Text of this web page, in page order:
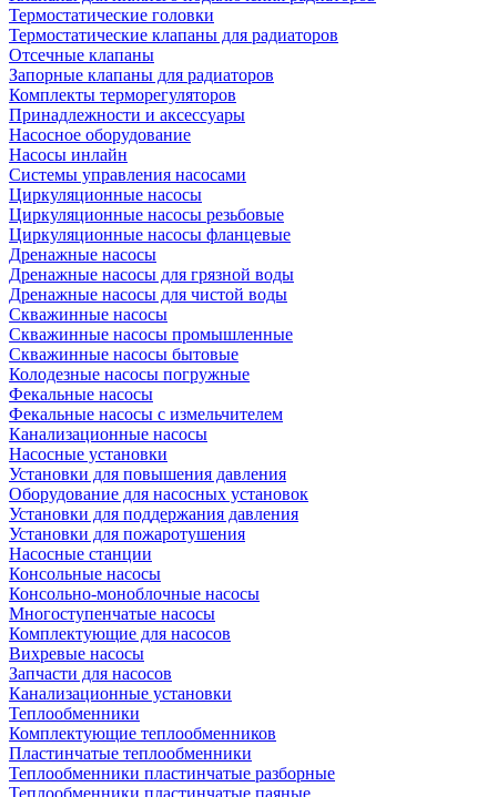
Термостатические головки
Термостатические клапаны для радиаторов
Отсечные клапаны
Запорные клапаны для радиаторов
Комплекты терморегуляторов
Принадлежности и аксессуары
Насосное оборудование
Насосы инлайн
Системы управления насосами
Циркуляционные насосы
Циркуляционные насосы резьбовые
Циркуляционные насосы фланцевые
Дренажные насосы
Дренажные насосы для грязной воды
Дренажные насосы для чистой воды
Скважинные насосы
Скважинные насосы промышленные
Скважинные насосы бытовые
Колодезные насосы погружные
Фекальные насосы
Фекальные насосы с измельчителем
Канализационные насосы
Насосные установки
Установки для повышения давления
Оборудование для насосных установок
Установки для поддержания давления
Установки для пожаротушения
Насосные станции
Консольные насосы
Консольно-моноблочные насосы
Многоступенчатые насосы
Комплектующие для насосов
Вихревые насосы
Запчасти для насосов
Канализационные установки
Теплообменники
Комплектующие теплообменников
Пластинчатые теплообменники
Теплообменники пластинчатые разборные
Теплообменники пластинчатые паяные